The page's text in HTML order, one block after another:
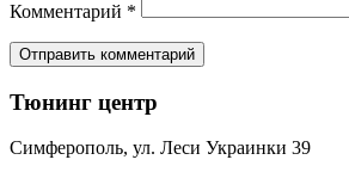
Комментарий *
Тюнинг центр
Симферополь, ул. Леси Украинки 39